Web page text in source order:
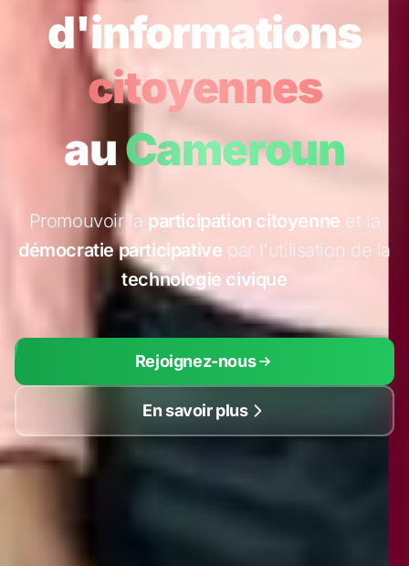
d'informations
citoyennes
auCameroun
Promouvoir la participation citoyenne et la
démocratie participative par l'utilisation de la
technologie civique
Rejoignez-nous
En savoir plus